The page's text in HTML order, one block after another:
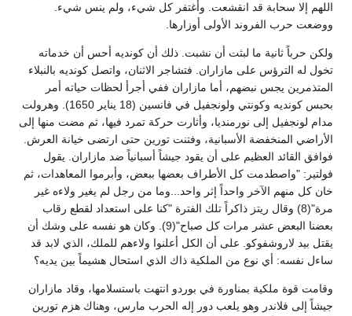
اللهم إلا سحابة قد انقشعت. وأغتفر كل شيء، ولم ينس شيء.
ووضعت حرب الفروند الأولى أوزارها.
ولكن حرباً ثانية ما لبثت أن نشبت. ذلك أن كونديه أحس أن خدماته
تخول له الترؤس على مازاران. فتشاجر الاثنان، واتصل كونديه بالنبلاء
المتذمرين يجس نبضهم، أما مازاران ففي أجرأ لحظات حياته أمر
بحبس كونديه وكونتي ولونجفيل في فانسين (18 يناير 1650). وهرولت
مدام لونجفيل إلى نورمنديا، وأثارت حركة تمرد فيها، ثم مضت منها إلى
الأراضي المنخفضة الأسبانية، وفتنت تورين حتى ارتضى خيانة العرش.
فوافق القائد العظيم على أن يقود جيشاً أسبانياً ضد مازاران. يقول
فولتير: "واصطدمت كل الأطراف بعضها ببعض، وأبرموا المعاهدات، ثم
خان كل منهم الآخر واحداً إثر واحد...وما من رجل لم يغير ولاءه غير
مرة"(8) وقال ريتز ذاكراً تلك الفترة "كنا على استعداد لقطع رقاب
بعضنا البعض عشر مرات كل صباح"(9). وكان هو نفسه على وشك أن
يقتل بيد لاروشفوكو. على أن الكل أعلنوا ولاءهم للملك، الذي لابد قد
ساءل نفسه: أي نوع من الملكية ذاك الذي استحال هشيماً بين يديه؟
وقامت قوة ملكية بمناورة في بوردو انتهت باستسلامها، وقاد مازاران
جيشاً إلى فلاندر وهو يلعب دور إله الحرب مارس، وهناك هزم تورين